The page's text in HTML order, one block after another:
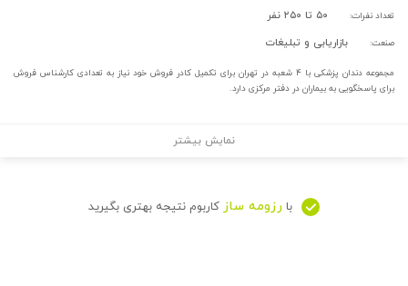
تعداد نفرات: ۵۰ تا ۲۵۰ نفر
صنعت: بازاریابی و تبلیغات
مجموعه دندان پزشکی با ۴ شعبه در تهران برای تکمیل کادر فروش خود نیاز به تعدادی کارشناس فروش
برای پاسخگویی به بیماران در دفتر مرکزی دارد.
نمایش بیشتر
با رزومه ساز کاربوم نتیجه بهتری بگیرید